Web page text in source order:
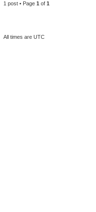
p
1 post • Page 1 of 1
All times are UTC